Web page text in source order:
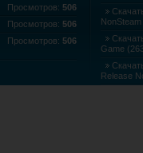
Просмотров: 506
Просмотров: 506
Просмотров: 506
Game
Release